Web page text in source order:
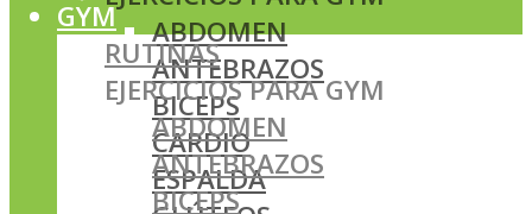
ABDOMEN
ANTEBRAZOS
BICEPS
CARDIO
ESPALDA
GYM
RUTINAS
EJERCICIOS PARA GYM
ABDOMEN
ANTEBRAZOS
BICEPS